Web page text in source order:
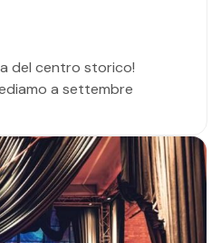
del centro storico!
a settembre